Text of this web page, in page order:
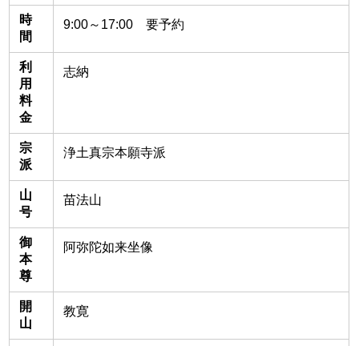
時
間
9:00～17:00 要予約
利
用
料
金
志納
宗
派
浄土真宗本願寺派
山
号
苗法山
御
本
尊
阿弥陀如来坐像
開
山
教寛